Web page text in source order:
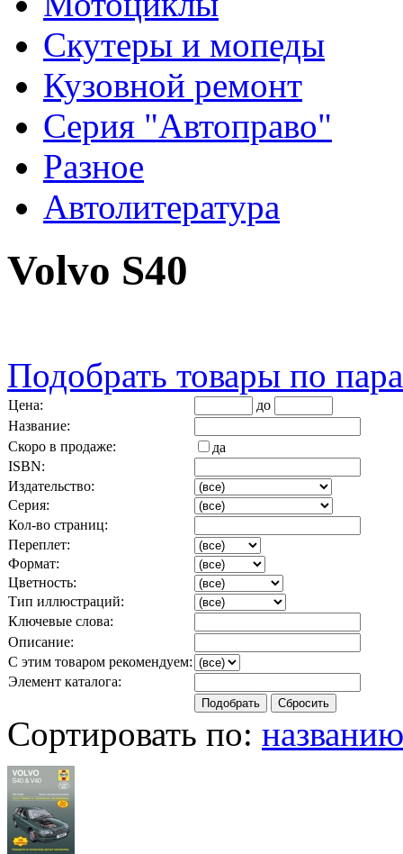
Скутеры и мопеды
Кузовной ремонт
Серия "Автоправо"
Разное
Автолитература
Volvo S40
Подобрать товары по
Цена:
до
Название:
Скоро в продаже:
да
ISBN:
Издательство:
Серия:
Кол-во страниц:
Переплет:
Формат:
Цветность:
Тип иллюстраций:
Ключевые слова:
Описание:
С этим товаром рекомендуем:
Элемент каталога:
Сортировать по: названию